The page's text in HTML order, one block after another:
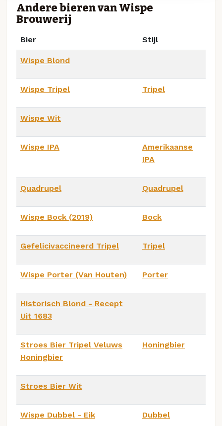
Andere bieren van Wispe
Brouwerij
Bier Stijl
Wispe Blond
Wispe Tripel Tripel
Wispe Wit
Wispe IPA
Amerikaanse
IPA
Quadrupel Quadrupel
Wispe Bock (2019) Bock
Gefelicivaccineerd Tripel Tripel
Wispe Porter (Van Houten) Porter
Historisch Blond - Recept
Uit 1683
Stroes Bier Tripel Veluws
Honingbier
Honingbier
Stroes Bier Wit
Wispe Dubbel - Eik Dubbel